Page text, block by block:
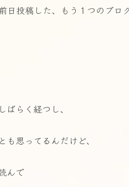
日投稿した、もう１つのブロ
ばらく経つし、
も思ってるんだけど、
んで